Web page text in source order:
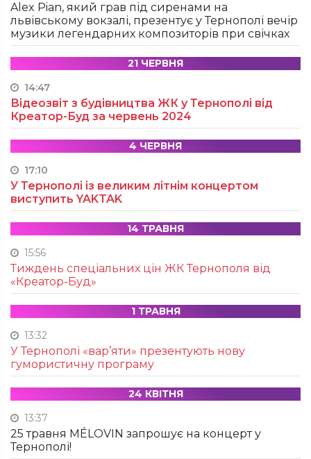
Alex Pian, який грав під сиренами на
львівському вокзалі, презентує у Тернополі вечір
музики легендарних композиторів при свічках
21 ЧЕРВНЯ
14:47
Відеозвіт з будівництва ЖК у Тернополі від
Креатор-Буд за червень 2024
4 ЧЕРВНЯ
17:10
У Тернополі із великим літнім концертом
виступить YAKTAK
14 ТРАВНЯ
15:56
Тиждень спеціальних цін ЖК Тернополя від
«Креатор-Буд»
1 ТРАВНЯ
13:32
У Тернополі «вар’яти» презентують нову
гумористичну програму
24 КВІТНЯ
13:37
25 травня MÉLOVIN запрошує на концерт у
Тернополі!